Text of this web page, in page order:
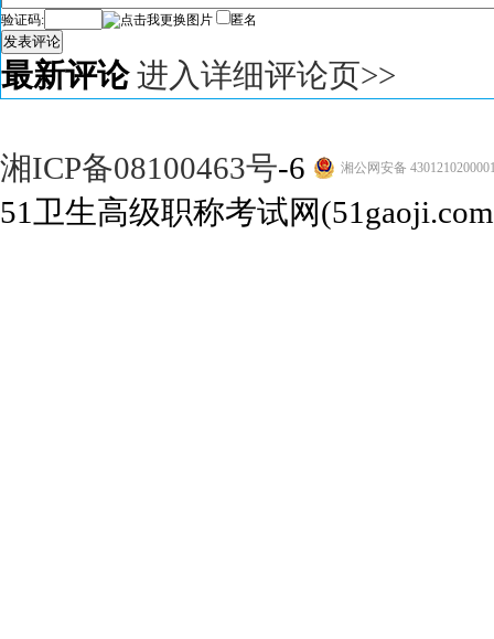
验证码: 匿名
发表评论
最新评论 进入详细评论页>>
湘ICP备08100463号-6 湘公网安备
51卫生高级职称考试网